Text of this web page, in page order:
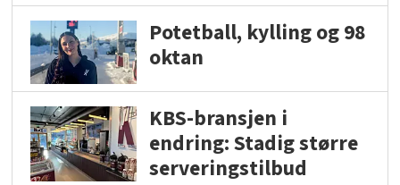
Potetball, kylling og 98
oktan
KBS-bransjen i
endring: Stadig større
serveringstilbud